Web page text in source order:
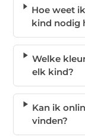
Hoe weet
kind nodig
Welke
elk kind?
Kan ik
vinden?